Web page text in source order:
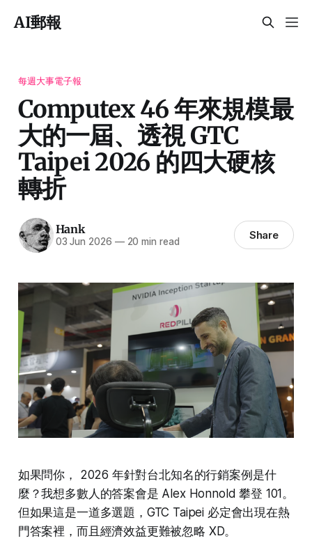
AI郵報
每週大事電子報
Computex 46 年來規模最
大的一屆、透視 GTC
Taipei 2026 的四大硬核
轉折
Hank
03 Jun 2026 —20 min read Share
如果問你， 2026 年針對台北知名的行銷案例是什
麼？我想多數人的答案會是 Alex Honnold 攀登 101。
但如果這是一道多選題，GTC Taipei 必定會出現在熱
門答案裡，而且經濟效益更難被忽略 XD。